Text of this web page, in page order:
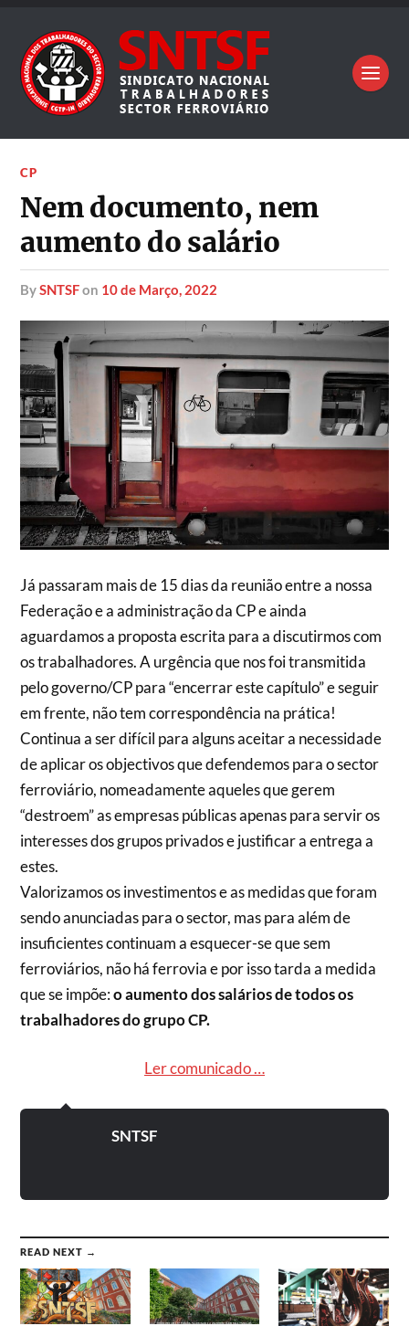
CP
Nem documento, nem
aumento do salário
bySNTSFon 10 de Março, 2022
Já passaram mais de 15 dias da reunião entre a nossa
Federação e a administração da CP e ainda
aguardamos a proposta escrita para a discutirmos com
os trabalhadores. A urgência que nos foi transmitida
pelo governo/CP para “encerrar este capítulo” e seguir
em frente, não tem correspondência na prática!
Continua a ser difícil para alguns aceitar a necessidade
de aplicar os objectivos que defendemos para o sector
ferroviário, nomeadamente aqueles que gerem
“destroem” as empresas públicas apenas para servir os
interesses dos grupos privados e justificar a entrega a
estes.
Valorizamos os investimentos e as medidas que foram
sendo anunciadas para o sector, mas para além de
insuficientes continuam a esquecer-se que sem
ferroviários, não há ferrovia e por isso tarda a medida
que se impõe:o aumento dos salários de todos os
trabalhadores do grupo CP.
Ler comunicado …
SNTSF
READ NEXT →